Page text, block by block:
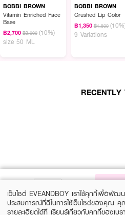
น้ำอุ่นอีกครั้ง
BOBBI BROWN
Vitamin Enriched Face
Base
฿2,700 ฿3,000 (10%)
size 50 ML
BOBBI BROWN
Crushed Lip Color
฿1,350 ฿1,500
9 Variations
RECENTLY
เว็บไซต์ EVEANDBOY เราใช้คุกกี้เพื่อพัฒ
ประสบการณ์ที่ดีในการใช้เว็บไซต์ของคุณ
รายละเอียดได้ที่ เรียนรู้เกี่ยวกับคุกกี้ของเบร